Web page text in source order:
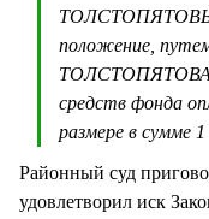
ТОЛСТОПЯТОВЫМ
положение,
ТОЛСТОПЯТОВА,
средств фонда
размере в сумме
Районный суд
удовлетворил иск